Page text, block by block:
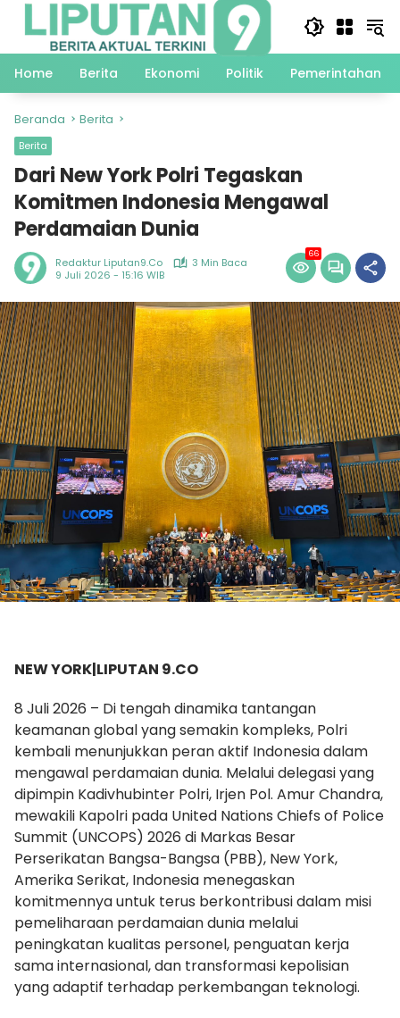
Langsung
Home
Berita Ekonomi Politik Pemerintahan
Beranda Berita
Berita
Dari New York Polri Tegaskan
Komitmen Indonesia Mengawal
Perdamaian Dunia
Redaktur Liputan9.co
3 Min Baca
9 Juli 2026 - 15:16 WIB
66
NEW YORK|LIPUTAN 9.CO
8 Juli 2026 – Di tengah dinamika tantangan
keamanan global yang semakin kompleks, Polri
kembali menunjukkan peran aktif Indonesia dalam
mengawal perdamaian dunia. Melalui delegasi yang
dipimpin Kadivhubinter Polri, Irjen Pol. Amur Chandra,
mewakili Kapolri pada United Nations Chiefs of Police
Summit (UNCOPS) 2026 di Markas Besar
Perserikatan Bangsa-Bangsa (PBB), New York,
Amerika Serikat, Indonesia menegaskan
komitmennya untuk terus berkontribusi dalam misi
pemeliharaan perdamaian dunia melalui
peningkatan kualitas personel, penguatan kerja
sama internasional, dan transformasi kepolisian
yang adaptif terhadap perkembangan teknologi.